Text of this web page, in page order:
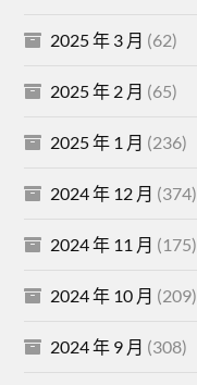
2025 年 3 月 (62)
2025 年 2 月 (65)
2025 年 1 月 (236)
2024 年 12 月 (374)
2024 年 11 月 (175)
2024 年 10 月 (209)
2024 年 9 月 (308)